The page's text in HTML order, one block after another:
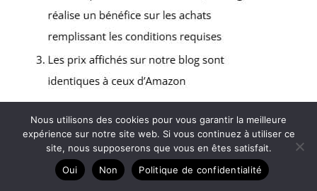
Copyright © 2026 Cherche un club de foot - Partenaire
Amazon
Nous utilisons des cookies pour vous garantir la meilleure
expérience sur notre site web. Si vous continuez à utiliser ce
site, nous supposerons que vous en êtes satisfait.
Oui
Non Politique de confidentialité